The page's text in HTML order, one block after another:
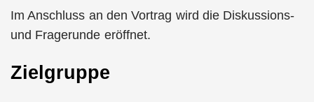
Im Anschluss an den Vortrag wird die Diskussions-
und Fragerunde eröffnet.
Zielgruppe